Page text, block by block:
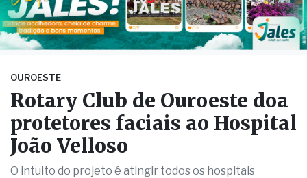
OUROESTE
Rotary Club de Ouroeste doa
protetores faciais ao Hospital
João Velloso
O intuito do projeto é atingir todos os hospitais